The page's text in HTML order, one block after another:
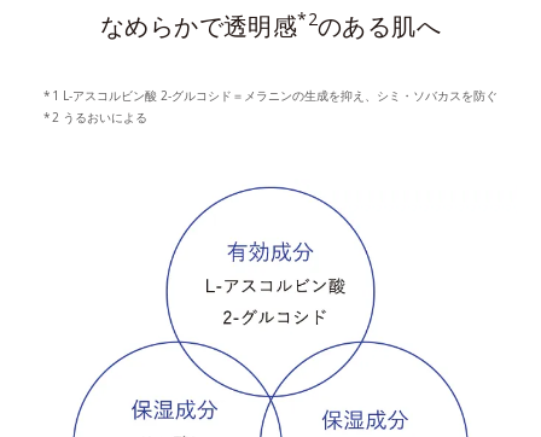
なめらかで透明感*2のある肌へ
1 L-アスコルビン酸 2-グルコシド＝メラニンの生成を抑え、シミ・ソバカスを防ぐ
2 うるおいによる